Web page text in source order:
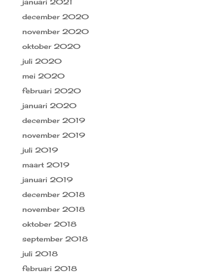
januari 2021
december 2020
november 2020
oktober 2020
juli 2020
mei 2020
februari 2020
januari 2020
december 2019
november 2019
juli 2019
maart 2019
januari 2019
december 2018
november 2018
oktober 2018
september 2018
juli 2018
februari 2018